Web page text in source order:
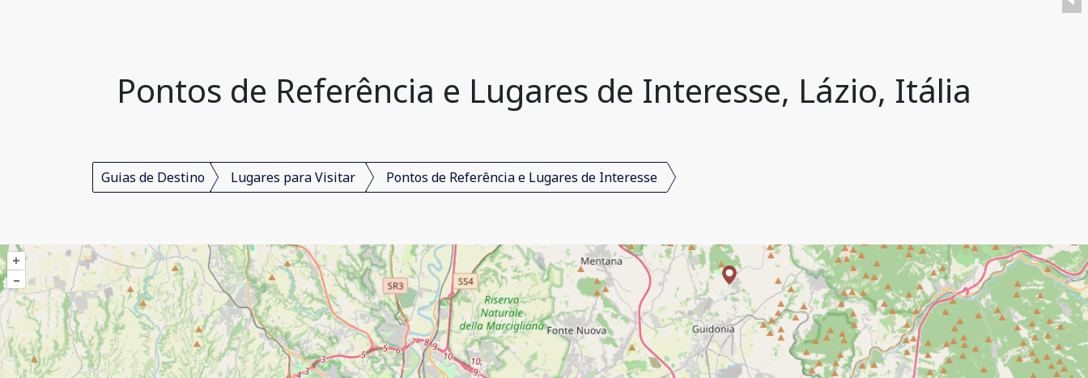
Pontos de Referência e Lugares de Interesse, Lázio, Itália
Guias de Destino Lugares para Visitar Pontos de Referência e Lugares de Interesse
+
–